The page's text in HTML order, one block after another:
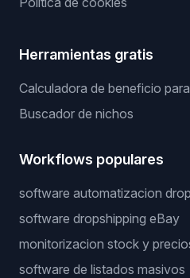
Herramientas gratis
Calculadora de beneficio
Buscador de nichos
Workflows populares
software automatizacion
software dropshipping eBay
monitorizacion stock y
software de listados masivos